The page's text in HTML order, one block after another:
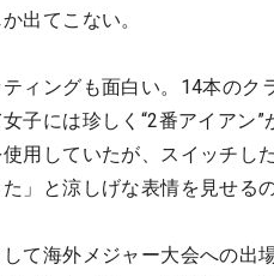
出てこない。
ィングも面白い。14本の
子には珍しく“2番アイアン
使用していたが、スイッチし
」と涼しげな表情を見せる
て海外メジャー大会への出